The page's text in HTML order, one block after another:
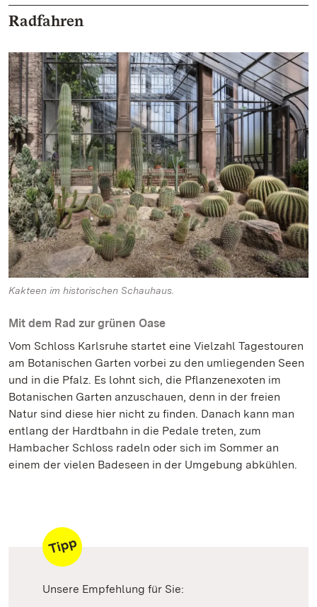
Radfahren
Kakteen im historischen Schauhaus.
Mit dem Rad zur grünen Oase
Vom Schloss Karlsruhe startet eine Vielzahl Tagestouren
am Botanischen Garten vorbei zu den umliegenden Seen
und in die Pfalz. Es lohnt sich, die Pflanzenexoten im
Botanischen Garten anzuschauen, denn in der freien
Natur sind diese hier nicht zu finden. Danach kann man
entlang der Hardtbahn in die Pedale treten, zum
Hambacher Schloss radeln oder sich im Sommer an
einem der vielen Badeseen in der Umgebung abkühlen.
Unsere Empfehlung für Sie: